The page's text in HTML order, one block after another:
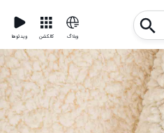
ویدئوها کالکشن وبلاگ